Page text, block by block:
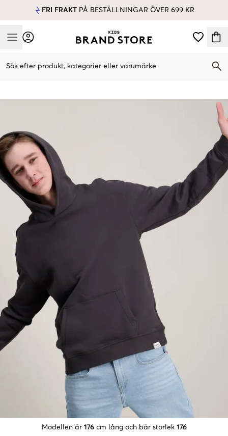
FRI FRAKT PÅ BESTÄLLNINGAR ÖVER 699 KR
Mobile Menu
Sök efter produkt, kategorier eller varumärke
Modellen är 176 cm lång och bär storlek 176